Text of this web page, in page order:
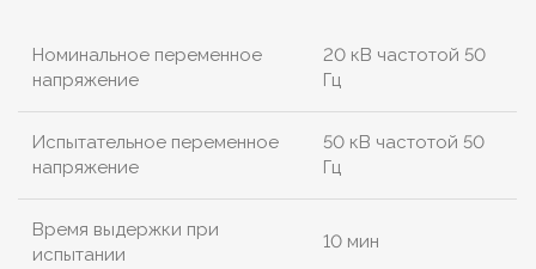
Номинальное переменное
напряжение
20 кВ частотой 50
Гц
Испытательное переменное
напряжение
50 кВ частотой 50
Гц
Время выдержки при
испытании
10 мин